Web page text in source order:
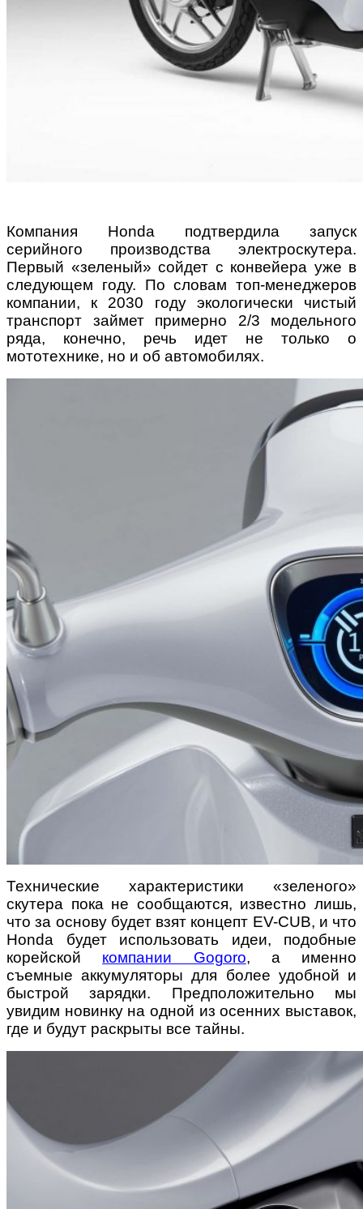
Компания Honda подтвердила запуск
серийного производства электроскутера.
Первый «зеленый» сойдет с конвейера уже в
следующем году. По словам топ-менеджеров
компании, к 2030 году экологически чистый
транспорт займет примерно 2/3 модельного
ряда, конечно, речь идет не только о
мототехнике, но и об автомобилях.
Технические характеристики «зеленого»
скутера пока не сообщаются, известно лишь,
что за основу будет взят концепт EV-CUB, и что
Honda будет использовать идеи, подобные
корейской компании Gogoro, а именно
съемные аккумуляторы для более удобной и
быстрой зарядки. Предположительно мы
увидим новинку на одной из осенних выставок,
где и будут раскрыты все тайны.